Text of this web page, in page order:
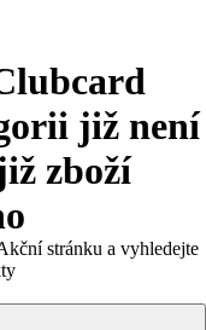
již není
zboží
stránku a vyhledejte